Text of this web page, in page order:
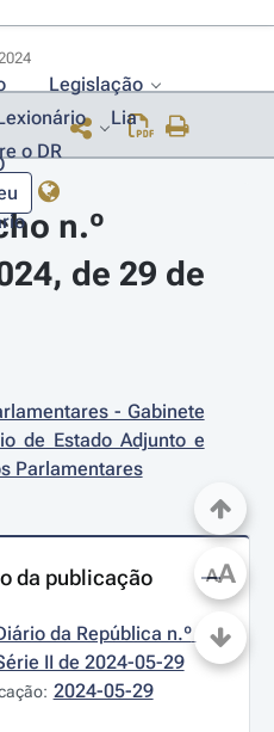
Legislação
Lia
o DR
n.º
de 29 de
- Gabinete
de Estado Adjunto e
Parlamentares
da publicação
da República n.º
II de 2024-05-29
2024-05-29
AA